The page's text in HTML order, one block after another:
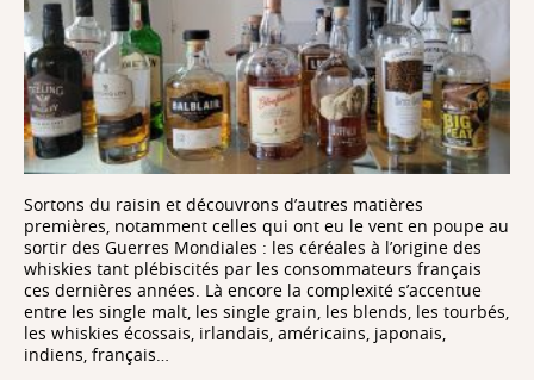
Sortons du raisin et découvrons d’autres matières
premières, notamment celles qui ont eu le vent en poupe au
sortir des Guerres Mondiales : les céréales à l’origine des
whiskies tant plébiscités par les consommateurs français
ces dernières années. Là encore la complexité s’accentue
entre les single malt, les single grain, les blends, les tourbés,
les whiskies écossais, irlandais, américains, japonais,
indiens, français…